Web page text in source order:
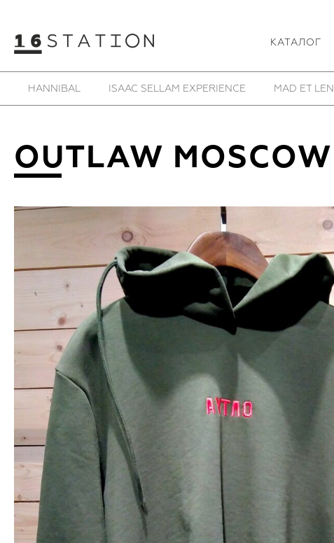
КАТАЛОГ
HANNIBAL ISAAC SELLAM EXPERIENCE MAD ET LEN
OUTLAW MOSCOW